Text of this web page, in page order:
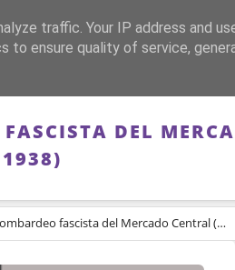
DE ESPAÑA MEMORIA
DEL
1938)
fascista del Mercado Central (25 de mayo de 1938)
traffic. Your IP address and
to ensure quality of service,